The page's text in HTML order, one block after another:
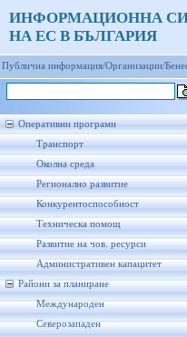
ИНФОРМАЦИОННА
НА ЕС В БЪЛГАРИЯ
Публична информация/Организации/
Оперативни програми
Транспорт
Околна среда
Регионално развитие
Конкурентоспособност
Техническа помощ
Развитие на чов. ресурси
Административен капацитет
Райони за планиране
Международен
Северозападен